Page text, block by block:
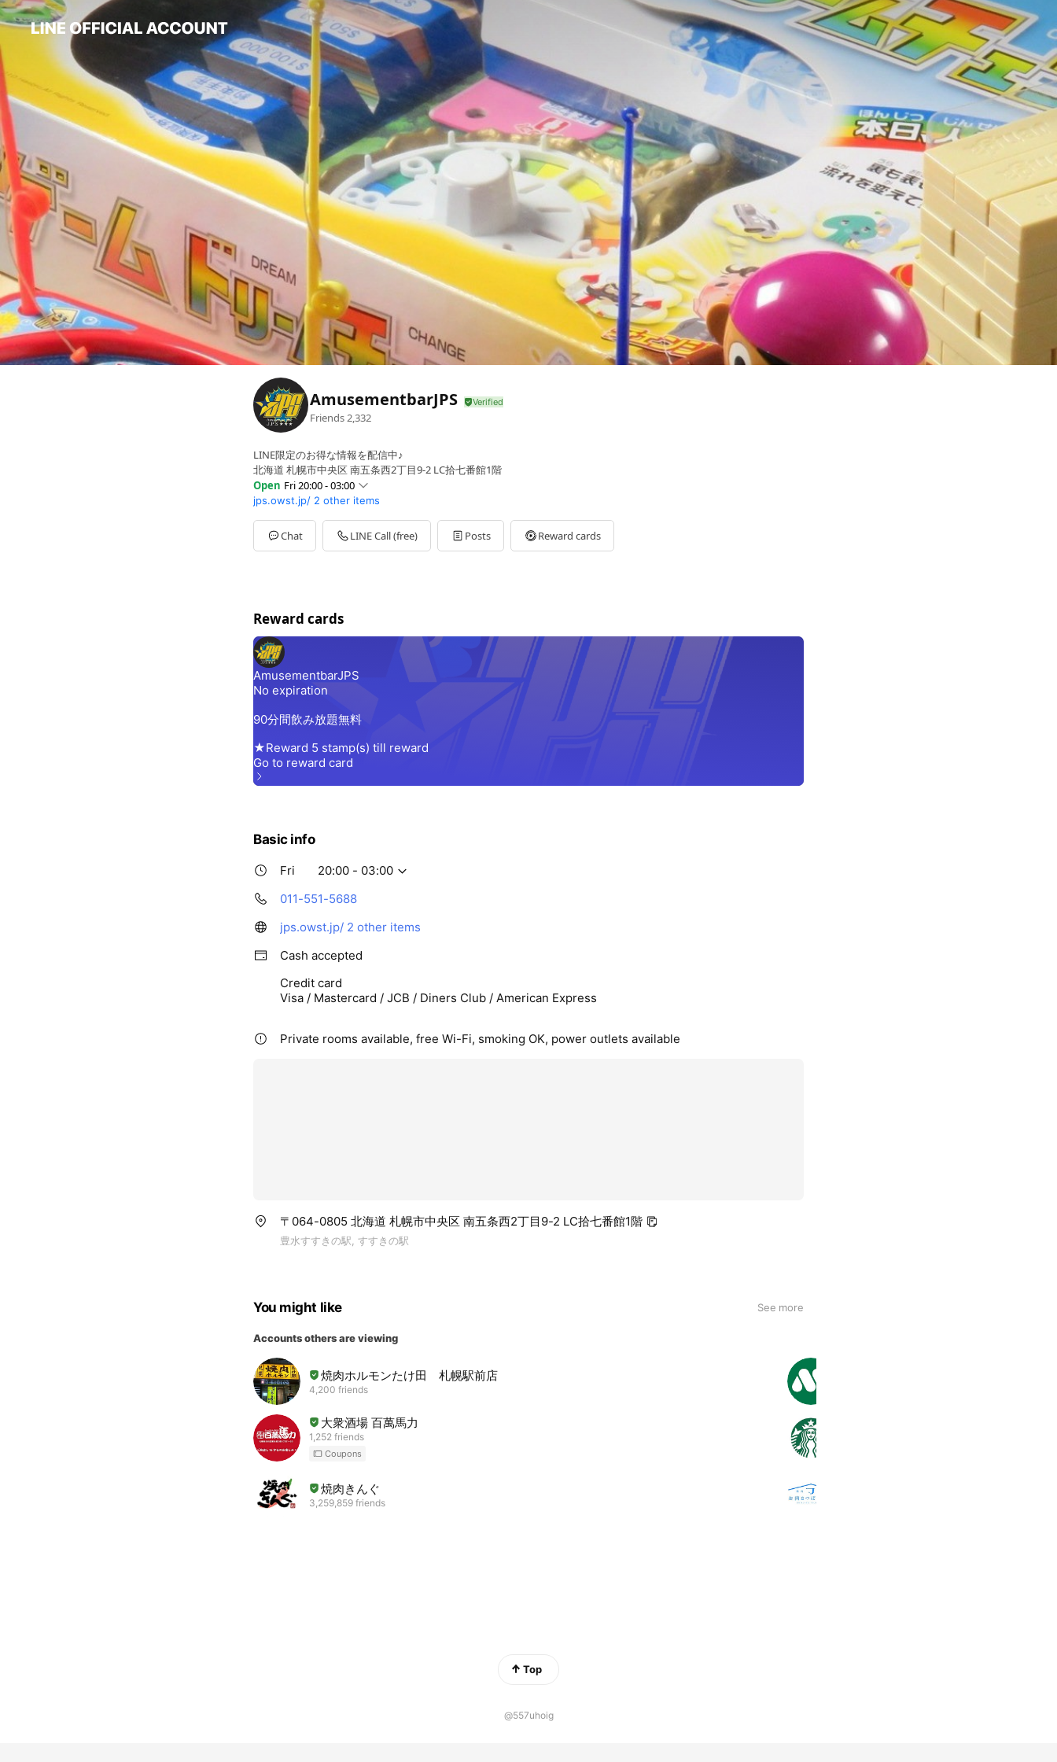
AmusementbarJPS
Friends 2,332
LINE限定のお得な情報を配信中♪
北海道 札幌市中央区 南五条西2丁目9-2 LC拾七番館1階
Open Fri 20:00 - 03:00
Sun20:00 - 03:00
Mon20:00 - 03:00
Tue20:00 - 03:00
Wed20:00 - 03:00
jps.owst.jp/ 2 other items
Chat LINE Call (free) Posts Reward cards
Reward cards
Basic info
Fri
20:00 - 03:00
011-551-5688
jps.owst.jp/ 2 other items
Cash accepted
Credit card
Visa / Mastercard / JCB / Diners Club / American Express
Private rooms available, free Wi-Fi, smoking OK, power outlets available
〒064-0805 北海道 札幌市中央区 南五条西2丁目9-2 LC拾七番館1階
豊水すすきの駅, すすきの駅
You might like See more
Accounts others are viewing
焼肉ホルモンたけ田 札幌駅前店
4,200 friends
大衆酒場 百萬馬力
1,252 friends
Coupons
焼肉きんぐ
3,259,859 friends
Top
@557uhoig